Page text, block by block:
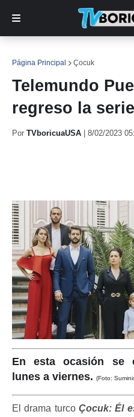
Página Principal Çocuk
Telemundo
regreso la
Por TVboricuaUSA 8/02/2023
En esta ocasión se
lunes a viernes. (Foto:
El drama turcoÇocuk: Él